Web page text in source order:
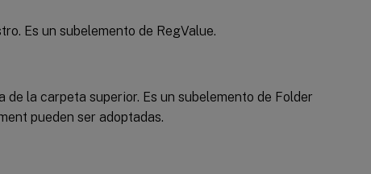
Es un subelemento de RegValue.
la carpeta superior. Es un subelemento de Folder
pueden ser adoptadas.